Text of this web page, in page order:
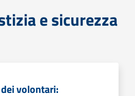
e sicurezza
volontari: